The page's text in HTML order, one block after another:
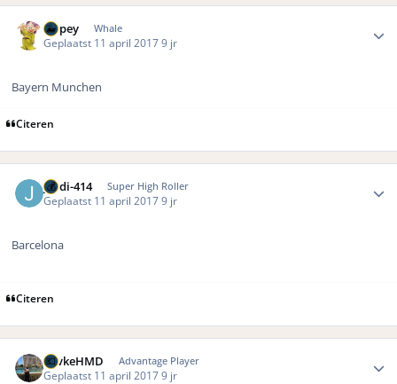
Dopey Whale
Geplaatst 11 april 20179 jr
Bayern Munchen
Citeren
jordi-414 Super High Roller
Geplaatst 11 april 20179 jr
Barcelona
Citeren
KevkeHMD Advantage Player
Geplaatst 11 april 20179 jr